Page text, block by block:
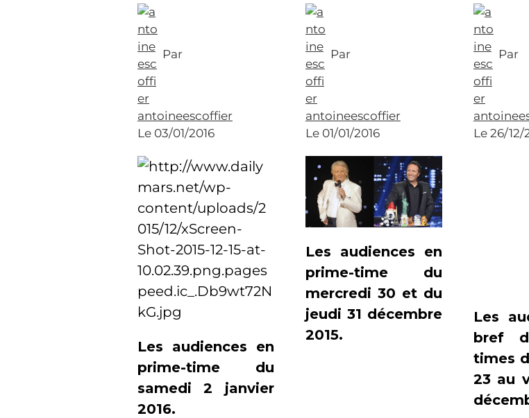
Par
antoineescoffier
Le 03/01/2016
Les audiences en
prime-time du
samedi 2 janvier
2016.
Par
antoineescoffier
Le 01/01/2016
Les audiences en
prime-time du
mercredi 30 et du
jeudi 31 décembre
2015.
Par
Le 26/12/
Les
bref
times
23 au